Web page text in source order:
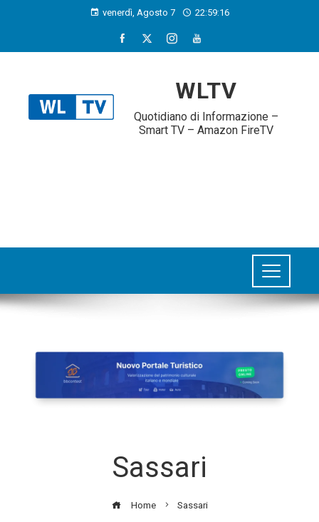
venerdì, Agosto 7 22:59:17
WLTV
Quotidiano di Informazione –
Smart TV – Amazon FireTV
Sassari
Home Sassari